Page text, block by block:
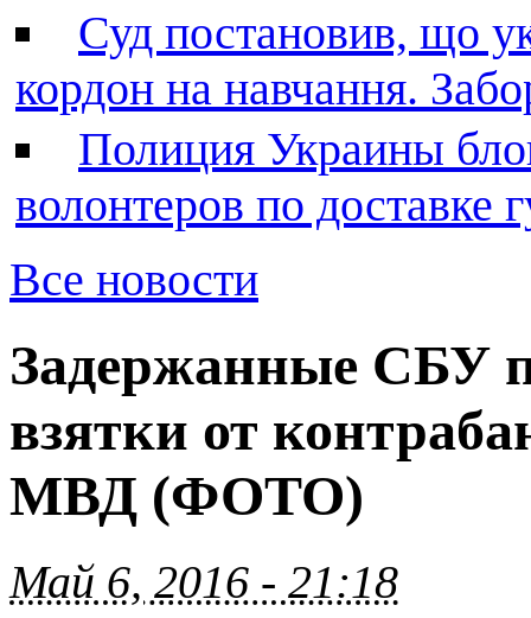
Суд постановив, що
кордон на навчання.
Полиция Украины
волонтеров по
Все новости
Задержанные СБУ
взятки от
МВД (ФОТО)
Май 6, 2016 - 21:18